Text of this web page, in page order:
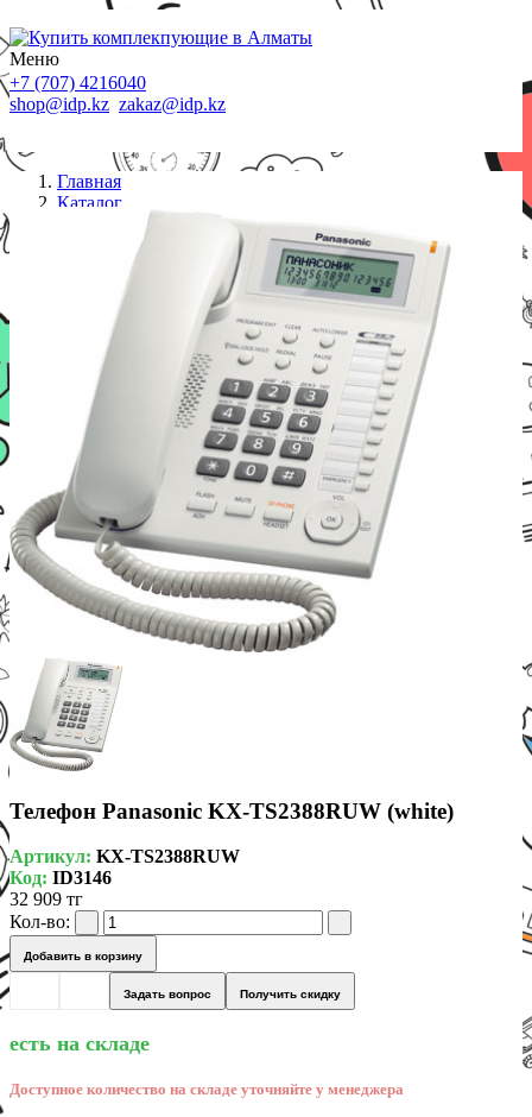
Меню
+7 (707) 4216040
shop@idp.kz zakaz@idp.kz
Главная
Каталог
Стационарные телефоны
Телефон Panasonic KX-TS2388RUW (white)
Телефон Panasonic KX-TS2388RUW (white)
Артикул: KX-TS2388RUW
Код: ID3146
32 909 тг
Кол-во:
Добавить в корзину
Задать вопрос Получить скидку
есть на складе
Доступное количество на складе уточняйте у менеджера